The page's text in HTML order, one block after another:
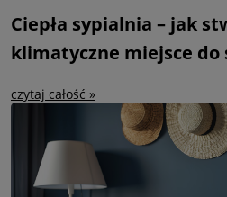
Ciepła sypialnia – jak
klimatyczne miejsce do
czytaj całość »